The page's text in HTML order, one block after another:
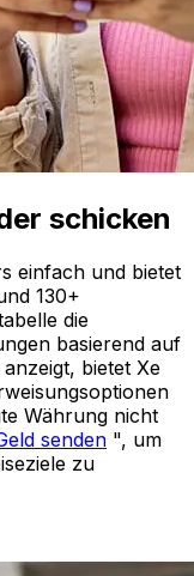
schicken
einfach und bietet
130+
die
basierend auf
bietet Xe
Währung nicht
senden ", um
zu